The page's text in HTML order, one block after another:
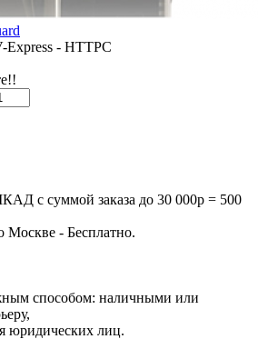
Express - HTTPC
с суммой заказа до 30 000р = 500
Москве - Бесплатно.
способом: наличными или
юридических лиц.